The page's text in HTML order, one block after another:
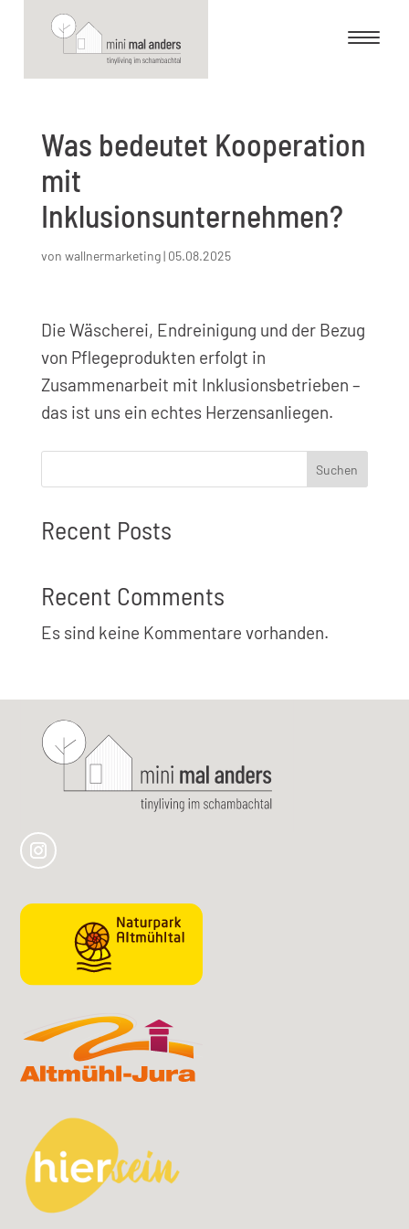
Was bedeutet Kooperation
mit
Inklusionsunternehmen?
von wallnermarketing| 05.08.2025
Die Wäscherei, Endreinigung und der Bezug
von Pflegeprodukten erfolgt in
Zusammenarbeit mit Inklusionsbetrieben –
das ist uns ein echtes Herzensanliegen.
Suchen
Recent Posts
Recent Comments
Es sind keine Kommentare vorhanden.